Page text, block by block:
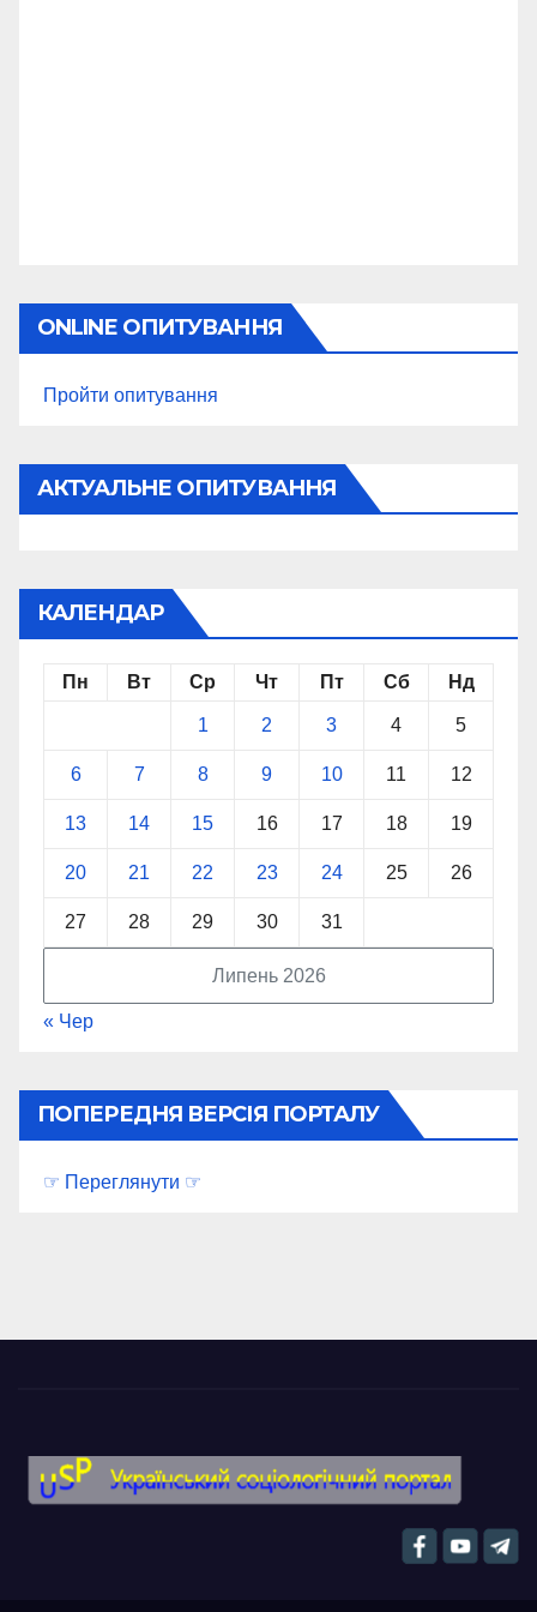
ONLINE ОПИТУВАННЯ
Пройти опитування
АКТУАЛЬНЕ ОПИТУВАННЯ
КАЛЕНДАР
Липень 2026
Пн Вт Ср Чт Пт Сб Нд
1 2 3 4 5
6 7 8 9 10 11 12
13 14 15 16 17 18 19
20 21 22 23 24 25 26
27 28 29 30 31
« Чер
ПОПЕРЕДНЯ ВЕРСІЯ ПОРТАЛУ
☞ Переглянути ☞